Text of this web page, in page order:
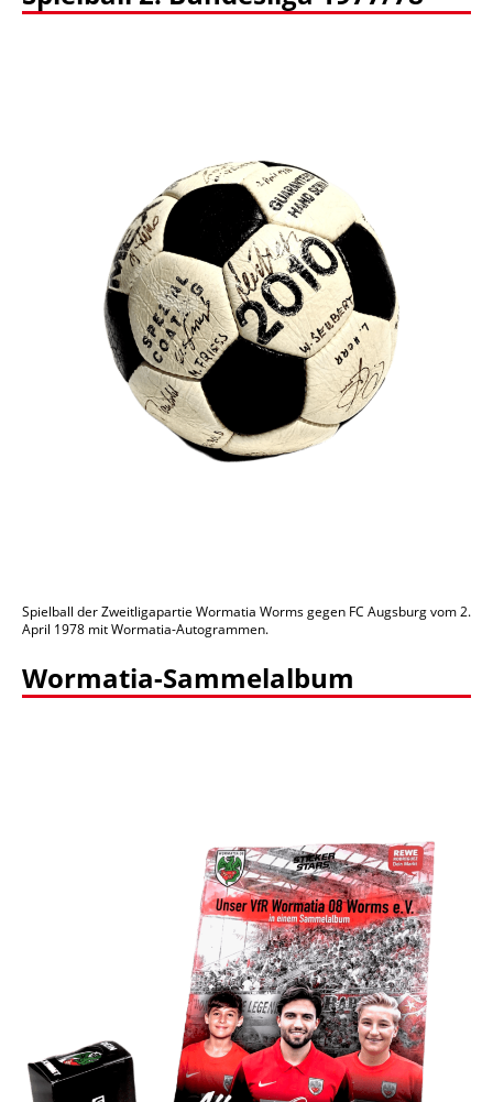
Spielball der Zweitligapartie Wormatia Worms gegen FC Augsburg vom 2.
April 1978 mit Wormatia-Autogrammen.
Wormatia-Sammelalbum